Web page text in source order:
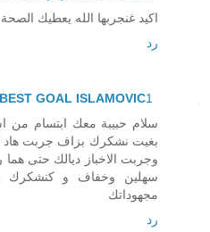
اكيد غنجربها الله يعطيك الصحة
رد
GOAL ISLAMOVIC1 يونيو 2020 في 1:07 ص
سلام حبيبة معك ابتسام من
بغيت نشكرك بزاف جربت هاد
وجربت الاخباز ديالك حتى
سهلين وخفاف و كنشكرك
مجهوداتك
رد